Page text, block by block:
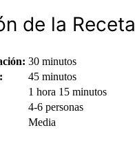
de la Receta
30 minutos
45 minutos
1 hora 15 minutos
4-6 personas
Media